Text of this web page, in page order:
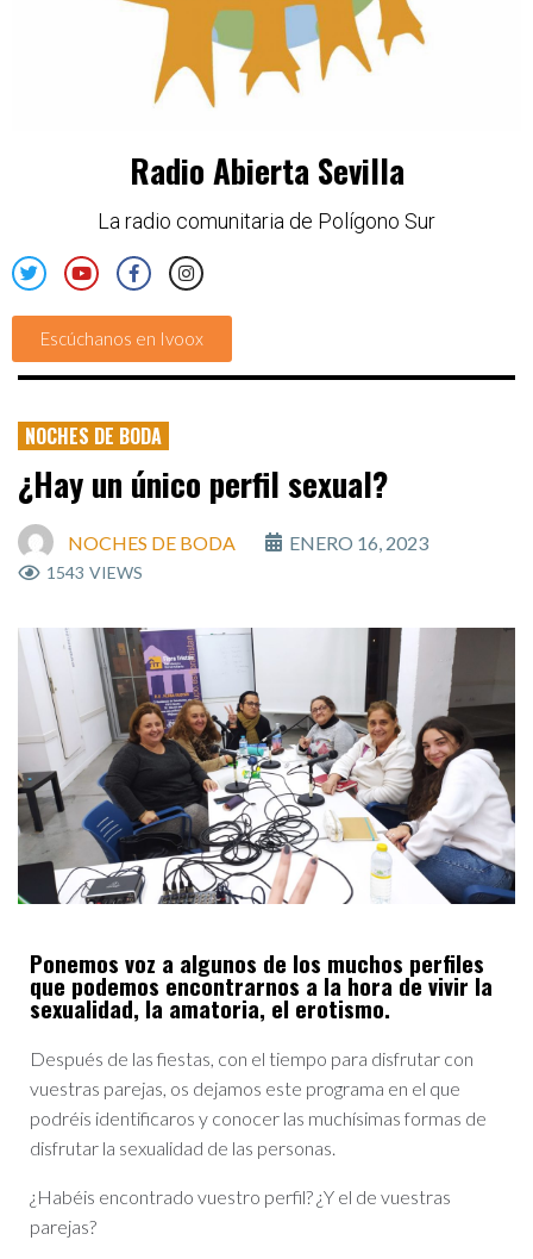
Radio Abierta Sevilla
La radio comunitaria de Polígono Sur
Escúchanos en Ivoox
NOCHES DE BODA
¿Hay un único perfil sexual?
NOCHES DE BODA ENERO 16, 2023
1543 VIEWS
Ponemos voz a algunos de los muchos perfiles
que podemos encontrarnos a la hora de vivir la
sexualidad, la amatoria, el erotismo.
Después de las fiestas, con el tiempo para disfrutar con
vuestras parejas, os dejamos este programa en el que
podréis identificaros y conocer las muchísimas formas de
disfrutar la sexualidad de las personas.
¿Habéis encontrado vuestro perfil? ¿Y el de vuestras
parejas?